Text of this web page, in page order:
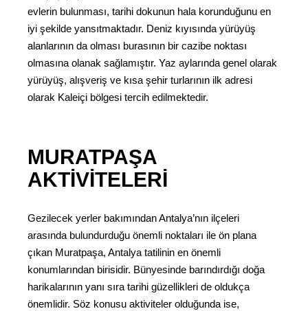
evlerin bulunması, tarihi dokunun hala korunduğunu en
iyi şekilde yansıtmaktadır. Deniz kıyısında yürüyüş
alanlarının da olması burasının bir cazibe noktası
olmasına olanak sağlamıştır. Yaz aylarında genel olarak
yürüyüş, alışveriş ve kısa şehir turlarının ilk adresi
olarak Kaleiçi bölgesi tercih edilmektedir.
MURATPAŞA
AKTIVITELERI
Gezilecek yerler bakımından Antalya’nın ilçeleri
arasında bulundurduğu önemli noktaları ile ön plana
çıkan Muratpaşa, Antalya tatilinin en önemli
konumlarından birisidir. Bünyesinde barındırdığı doğa
harikalarının yanı sıra tarihi güzellikleri de oldukça
önemlidir. Söz konusu aktiviteler olduğunda ise,